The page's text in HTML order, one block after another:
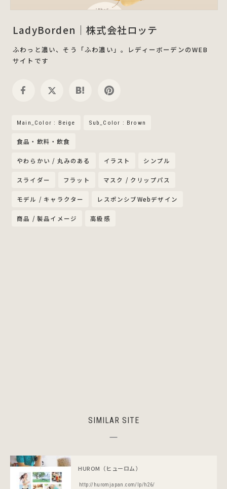
LadyBorden｜株式会社ロッテ
ふわっと濃い、そう「ふわ濃い」。レディーボーデンのWEB
サイトです
Main_Color : Beige Sub_Color : Brown
食品・飲料・飲食
やわらかい / 丸みのある イラスト シンプル
スライダー フラット マスク / クリップパス
モデル / キャラクター レスポンシブWebデザイン
商品 / 製品イメージ 高級感
SIMILAR SITE
HUROM（ヒューロム）
http://huromjapan.com/lp/h26/